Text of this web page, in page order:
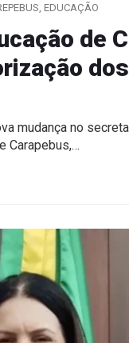
EDUCAÇÃO
de
dos
mudança no
Carapebus,…